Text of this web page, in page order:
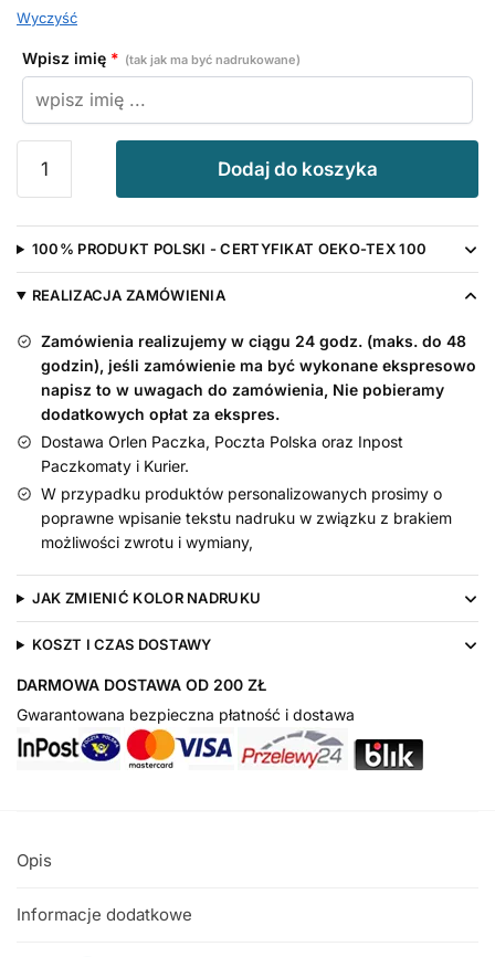
Wyczyść
Wpisz imię * (tak jak ma być nadrukowane)
Chmurka
z
Imieniem
Maluszka
z
nadrukiem
Dodaj do koszyka
100% PRODUKT POLSKI - CERTYFIKAT OEKO-TEX 100
REALIZACJA ZAMÓWIENIA
Zamówienia realizujemy w ciągu 24 godz. (maks. do 48
godzin), jeśli zamówienie ma być wykonane ekspresowo
napisz to w uwagach do zamówienia, Nie pobieramy
dodatkowych opłat za ekspres.
Dostawa Orlen Paczka, Poczta Polska oraz Inpost
Paczkomaty i Kurier.
W przypadku produktów personalizowanych prosimy o
poprawne wpisanie tekstu nadruku w związku z brakiem
możliwości zwrotu i wymiany,
JAK ZMIENIĆ KOLOR NADRUKU
KOSZT I CZAS DOSTAWY
DARMOWA DOSTAWA OD 200 ZŁ
Gwarantowana bezpieczna płatność i dostawa
Opis
Informacje dodatkowe